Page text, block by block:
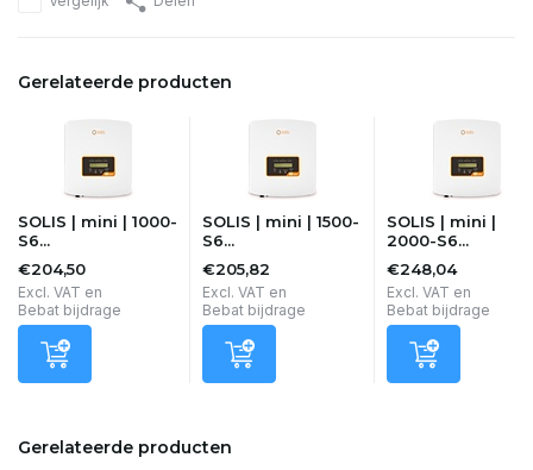
Gerelateerde producten
SOLIS | mini | 1000-
S6...
€204,50
Excl. VAT en
Bebat bijdrage
SOLIS | mini | 1500-
S6...
€205,82
Excl. VAT en
Bebat bijdrage
SOLIS | mini |
2000-S6...
€248,04
Excl. VAT en
Bebat bijdrage
Gerelateerde producten